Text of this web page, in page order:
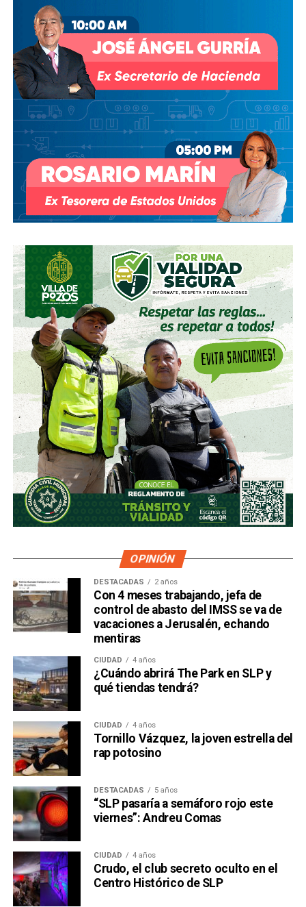
OPINIÓN
DESTACADAS 2 años
Con 4 meses trabajando, jefa de
control de abasto del IMSS se va de
vacaciones a Jerusalén, echando
mentiras
CIUDAD 4 años
¿Cuándo abrirá The Park en SLP y
qué tiendas tendrá?
CIUDAD 4 años
Tornillo Vázquez, la joven estrella del
rap potosino
DESTACADAS 5 años
“SLP pasaría a semáforo rojo este
viernes”: Andreu Comas
CIUDAD 4 años
Crudo, el club secreto oculto en el
Centro Histórico de SLP